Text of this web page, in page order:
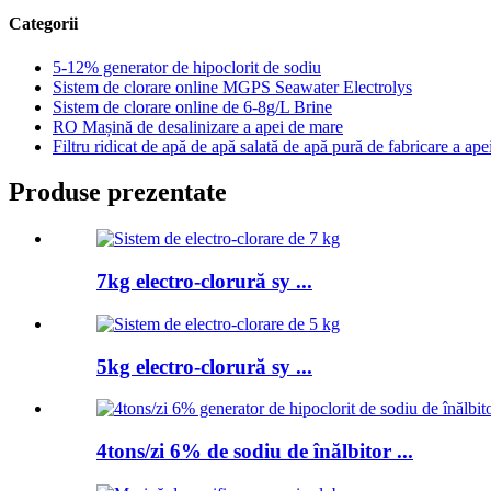
Categorii
5-12% generator de hipoclorit de sodiu
Sistem de clorare online MGPS Seawater Electrolys
Sistem de clorare online de 6-8g/L Brine
RO Mașină de desalinizare a apei de mare
Filtru ridicat de apă de apă salată de apă pură de fabricare a
Produse prezentate
7kg electro-clorură sy ...
5kg electro-clorură sy ...
4tons/zi 6% de sodiu de înălbitor ...